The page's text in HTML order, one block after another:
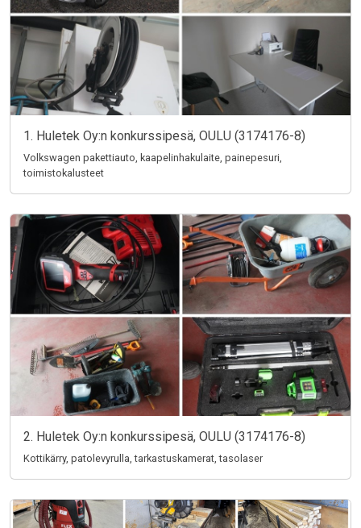
1. Huletek Oy:n konkurssipesä, OULU (3174176-8)
Volkswagen pakettiauto, kaapelinhakulaite, painepesuri,
toimistokalusteet
2. Huletek Oy:n konkurssipesä, OULU (3174176-8)
Kottikärry, patolevyrulla, tarkastuskamerat, tasolaser